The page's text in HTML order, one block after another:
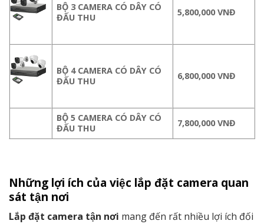
BỘ 3 CAMERA CÓ DÂY CÓ
ĐẤU THU
5,800,000 VNĐ
BỘ 4 CAMERA CÓ DÂY CÓ
ĐẤU THU
6,800,000 VNĐ
BỘ 5 CAMERA CÓ DÂY CÓ
ĐẤU THU
7,800,000 VNĐ
Những lợi ích của việc lắp đặt camera quan
sát tận nơi
Lắp đặt camera tận nơi mang đến rất nhiều lợi ích đối